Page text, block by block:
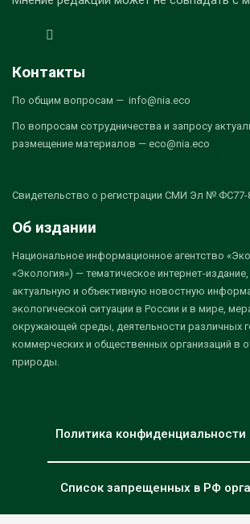
Контакты
По общим вопросам — info@nia.eco
По вопросам сотрудничества и запросу
размещение материалов — eco@nia.eco
Свидетельство о регистрации СМИ Эл № ФС77-
Об издании
Национальное информационное агентство
«Экология») — тематическое интернет-
актуальную и объективную новостную
экологической ситуации в России и в мире,
окружающей среды, деятельности различных
коммерческих и общественных организаций в
природы.
Политика
Список запрещенных в РФ